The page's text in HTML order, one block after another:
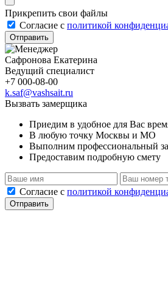
Прикрепить свои файлы
Cогласие с политикой
Отправить
Сафронова Екатерина
Ведущий специалист
+7 000-08-00
k.saf@vashsait.ru
Вызвать замерщика
Приедим в удобное для Вас
В любую точку Москвы и МО
Выполним профессиональный
Предоставим подробную смету
Cогласие с политикой
Отправить